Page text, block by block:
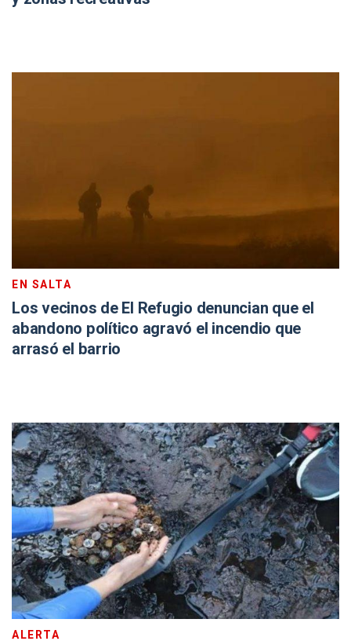
EN SALTA
Los vecinos de El Refugio denuncian que el
abandono político agravó el incendio que
arrasó el barrio
ALERTA